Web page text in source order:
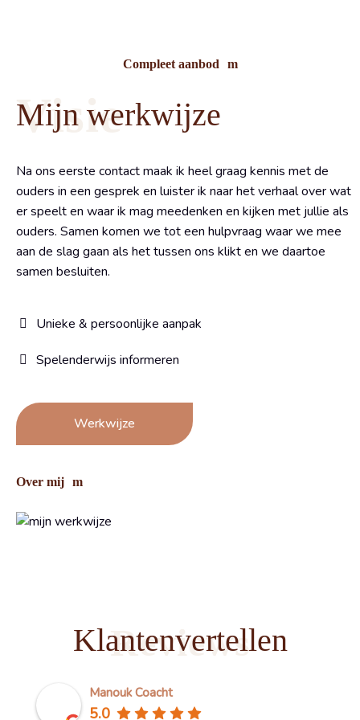
Compleet aanbod
Visie
Mijn werkwijze
Na ons eerste contact maak ik heel graag kennis met de
ouders in een gesprek en luister ik naar het verhaal over wat
er speelt en waar ik mag meedenken en kijken met jullie als
ouders. Samen komen we tot een hulpvraag waar we mee
aan de slag gaan als het tussen ons klikt en we daartoe
samen besluiten.
Unieke & persoonlijke aanpak
Spelenderwijs informeren
Werkwijze
Over mij
Reviews
Klantenvertellen
Manouk Coacht
5.0